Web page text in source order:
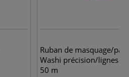
Ruban de masquage/
Washi précision/lignes
50 m